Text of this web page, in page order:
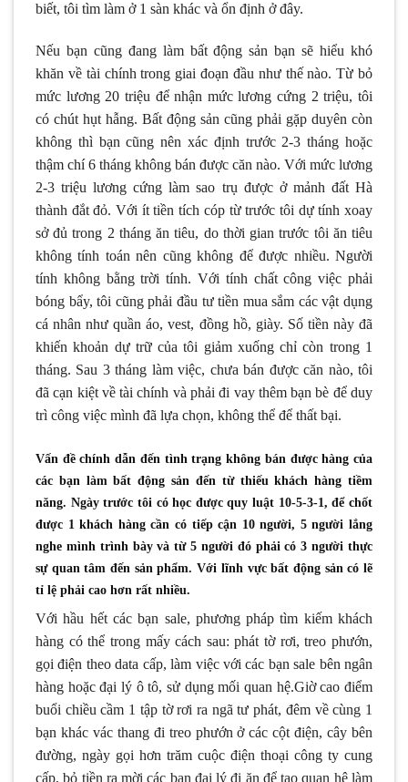
biết, tôi tìm làm ở 1 sàn khác và ổn định ở đây.
Nếu bạn cũng đang làm bất động sản bạn sẽ hiểu khó
khăn về tài chính trong giai đoạn đầu như thế nào. Từ bỏ
mức lương 20 triệu để nhận mức lương cứng 2 triệu, tôi
có chút hụt hẫng. Bất động sản cũng phải gặp duyên còn
không thì bạn cũng nên xác định trước 2-3 tháng hoặc
thậm chí 6 tháng không bán được căn nào. Với mức lương
2-3 triệu lương cứng làm sao trụ được ở mảnh đất Hà
thành đắt đỏ. Với ít tiền tích cóp từ trước tôi dự tính xoay
sở đủ trong 2 tháng ăn tiêu, do thời gian trước tôi ăn tiêu
không tính toán nên cũng không để được nhiều. Người
tính không bằng trời tính. Với tính chất công việc phải
bóng bẩy, tôi cũng phải đầu tư tiền mua sắm các vật dụng
cá nhân như quần áo, vest, đồng hồ, giày. Số tiền này đã
khiến khoản dự trữ của tôi giảm xuống chỉ còn trong 1
tháng. Sau 3 tháng làm việc, chưa bán được căn nào, tôi
đã cạn kiệt về tài chính và phải đi vay thêm bạn bè để duy
trì công việc mình đã lựa chọn, không thể để thất bại.
Vấn đề chính dẫn đến tình trạng không bán được hàng của
các bạn làm bất động sản đến từ thiếu khách hàng tiềm
năng. Ngày trước tôi có học được quy luật 10-5-3-1, để chốt
được 1 khách hàng cần có tiếp cận 10 người, 5 người lắng
nghe mình trình bày và từ 5 người đó phải có 3 người thực
sự quan tâm đến sản phẩm. Với lĩnh vực bất động sản có lẽ
tỉ lệ phải cao hơn rất nhiều.
Với hầu hết các bạn sale, phương pháp tìm kiếm khách
hàng có thể trong mấy cách sau: phát tờ rơi, treo phướn,
gọi điện theo data cấp, làm việc với các bạn sale bên ngân
hàng hoặc đại lý ô tô, sử dụng mối quan hệ.Giờ cao điểm
buổi chiều cầm 1 tập tờ rơi ra ngã tư phát, đêm về cùng 1
bạn khác vác thang đi treo phướn ở các cột điện, cây bên
đường, ngày gọi hơn trăm cuộc điện thoại công ty cung
cấp, bỏ tiền ra mời các bạn đại lý đi ăn để tạo quan hệ làm